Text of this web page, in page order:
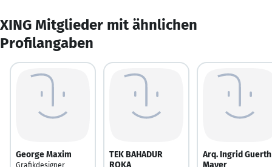
XING Mitglieder mit ähnlichen
Profilangaben
George Maxim
Grafikdesigner
TEK BAHADUR
ROKA
Arq. Ingrid Guerth
Mayer